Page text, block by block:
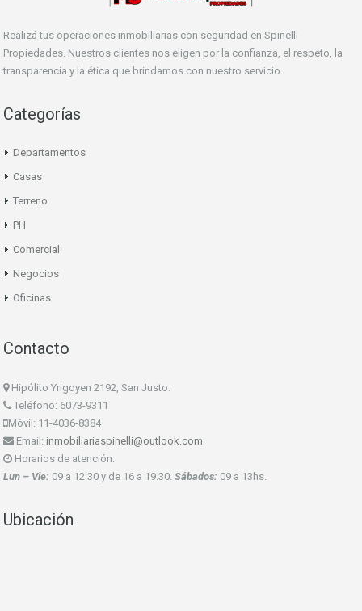
Realizá tus operaciones inmobiliarias con seguridad en Spinelli
Propiedades. Nuestros clientes nos eligen por la confianza, el respeto, la
transparencia y la ética que brindamos con nuestro servicio.
Categorías
Departamentos
Casas
Terreno
PH
Comercial
Negocios
Oficinas
Contacto
Hipólito Yrigoyen 2192, San Justo.
Teléfono: 6073-9311
Móvil: 11-4036-8384
Email: inmobiliariaspinelli@outlook.com
Horarios de atención:
Lun – Vie: 09 a 12:30 y de 16 a 19.30. Sábados: 09 a 13hs.
Ubicación